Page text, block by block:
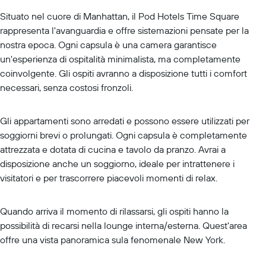
Situato nel cuore di Manhattan, il Pod Hotels Time Square
rappresenta l'avanguardia e offre sistemazioni pensate per la
nostra epoca. Ogni capsula è una camera garantisce
un'esperienza di ospitalità minimalista, ma completamente
coinvolgente. Gli ospiti avranno a disposizione tutti i comfort
necessari, senza costosi fronzoli.
Gli appartamenti sono arredati e possono essere utilizzati per
soggiorni brevi o prolungati. Ogni capsula è completamente
attrezzata e dotata di cucina e tavolo da pranzo. Avrai a
disposizione anche un soggiorno, ideale per intrattenere i
visitatori e per trascorrere piacevoli momenti di relax.
Quando arriva il momento di rilassarsi, gli ospiti hanno la
possibilità di recarsi nella lounge interna/esterna. Quest'area
offre una vista panoramica sula fenomenale New York.